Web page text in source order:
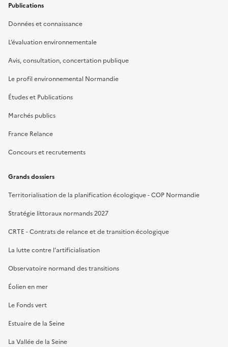
Publications
Données et connaissance
L’évaluation environnementale
Avis, consultation, concertation publique
Le profil environnemental Normandie
Études et Publications
Marchés publics
France Relance
Concours et recrutements
Grands dossiers
Territorialisation de la planification écologique - COP Normandie
Stratégie littoraux normands 2027
CRTE - Contrats de relance et de transition écologique
La lutte contre l’artificialisation
Observatoire normand des transitions
Éolien en mer
Le Fonds vert
Estuaire de la Seine
La Vallée de la Seine